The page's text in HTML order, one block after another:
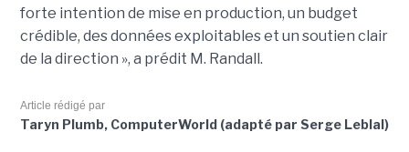
forte intention de mise en production, un budget
crédible, des données exploitables et un soutien clair
de la direction », a prédit M. Randall.
Article rédigé par
Taryn Plumb, ComputerWorld (adapté par Serge Leblal)